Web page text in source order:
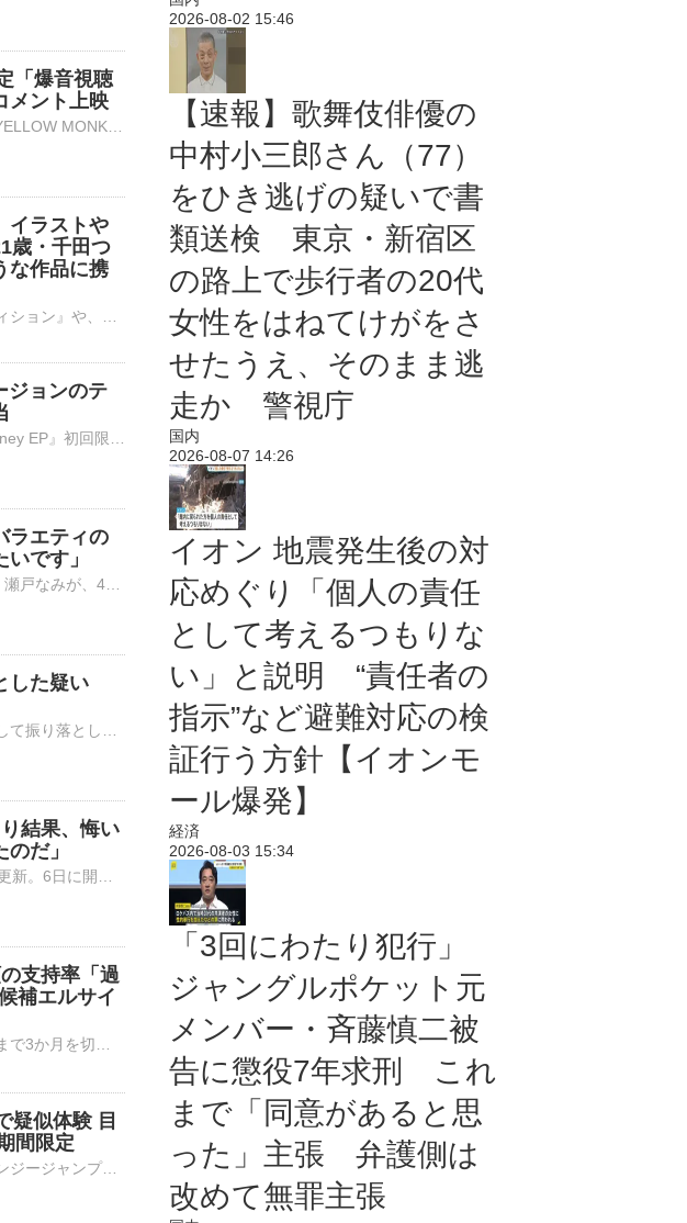
「爆音視聴
メント上映
イラストや
歳・千田つ
な作品に携
ジョンのテ
ラエティの
です」
した疑い
結果、悔い
だ」
支持率「過
補エルサイ
疑似体験 目
間限定
人気の観光スポットになっている東京都庁の展望室で、バンジージャンプを疑似体験できるVRイベントが、あす（8日）から行われます。地上およそ200メートルから圧巻の眺望が人気の、東京都庁の展望室。あすから期…
2026-08-02 15:46
【速報】歌舞伎俳優の
中村小三郎さん（77）
をひき逃げの疑いで書
類送検 東京・新宿区
の路上で歩行者の20代
女性をはねてけがをさ
せたうえ、そのまま逃
走か 警視庁
国内
2026-08-07 14:26
イオン 地震発生後の対
応めぐり「個人の責任
として考えるつもりな
い」と説明 “責任者の
指示”など避難対応の検
証行う方針【イオンモ
ール爆発】
経済
2026-08-03 15:34
「3回にわたり犯行」
ジャングルポケット元
メンバー・斉藤慎二被
告に懲役7年求刑 これ
まで「同意があると思
った」主張 弁護側は
改めて無罪主張